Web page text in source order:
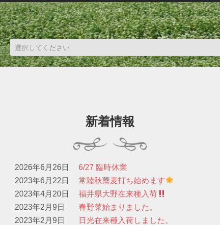
新着情報
2026年6月26日
6/27 臨時休業
2023年6月22日
常陸秋蕎麦打ち始めます
2023年4月20日
福井県大野在来種入荷
2023年2月9日
春野菜始まりました。
2023年2月9日
日光在来種入荷しました。